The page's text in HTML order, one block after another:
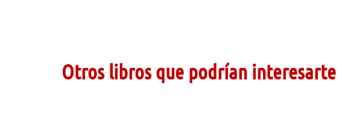
Otros libros que podrían interesarte